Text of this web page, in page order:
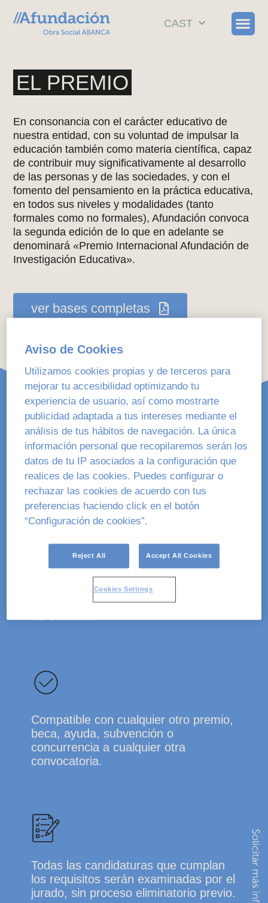
CAST
EL PREMIO
En consonancia con el carácter educativo de
nuestra entidad, con su voluntad de impulsar la
educación también como materia científica, capaz
de contribuir muy significativamente al desarrollo
de las personas y de las sociedades, y con el
fomento del pensamiento en la práctica educativa,
en todos sus niveles y modalidades (tanto
formales como no formales), Afundación convoca
la segunda edición de lo que en adelante se
denominará«Premio Internacional Afundación de
Investigación Educativa».
ver bases completas
Las candidaturas deben ser
propuestas por entidades u
organizaciones del ámbito educativo.
Dotación de 12 000 € y diploma
Compatible con cualquier otro premio,
beca, ayuda, subvención o
concurrencia a cualquier otra
convocatoria.
Todas las candidaturas que cumplan
los requisitos serán examinadas por el
jurado, sin proceso eliminatorio previo.
Aviso de Cookies
Utilizamos cookies propias y de terceros para
mejorar tu accesibilidad optimizando tu
experiencia de usuario, así como mostrarte
publicidad adaptada a tus intereses mediante el
análisis de tus hábitos de navegación. La única
información personal que recopilaremos serán los
datos de tu IP asociados a la configuración que
realices de las cookies. Puedes configurar o
rechazar las cookies de acuerdo con tus
preferencias haciendo click en el botón
“Configuración de cookies”.
Reject All Accept All Cookies
Cookies Settings